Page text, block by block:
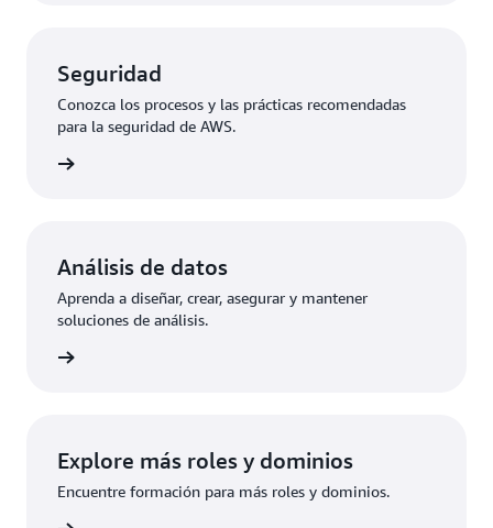
Seguridad
Conozca los procesos y las prácticas recomendadas
para la seguridad de AWS.
Análisis de datos
Aprenda a diseñar, crear, asegurar y mantener
soluciones de análisis.
Explore más roles y dominios
Encuentre formación para más roles y dominios.